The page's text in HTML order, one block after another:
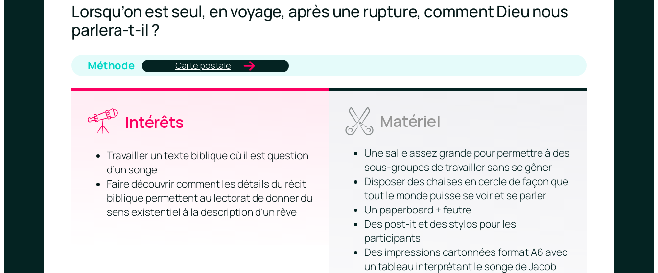
Lorsqu’on est seul, en voyage, après une rupture, comment Dieu nous
parlera-t-il ?
Méthode Carte postale
Intérêts
Travailler un texte biblique où il est question
d’un songe
Faire découvrir comment les détails du récit
biblique permettent au lectorat de donner du
sens existentiel à la description d’un rêve
Matériel
Une salle assez grande pour permettre à des
sous-groupes de travailler sans se gêner
Disposer des chaises en cercle de façon que
tout le monde puisse se voir et se parler
Un paperboard + feutre
Des post-it et des stylos pour les
participants
Des impressions cartonnées format A6 avec
un tableau interprétant le songe de Jacob